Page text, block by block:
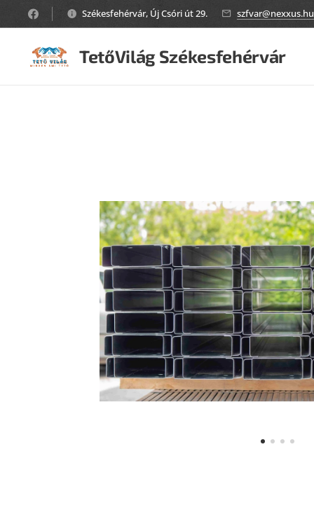
Székesfehérvár, Új Csóri út 29. szfvar@nexxus.hu
TetőVilág Székesfehérvár